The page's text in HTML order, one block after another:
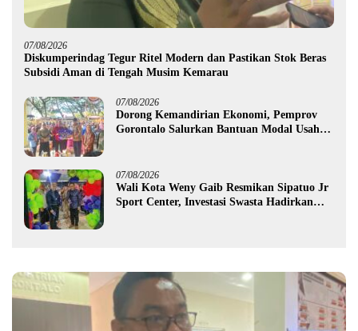
07/08/2026
Diskumperindag Tegur Ritel Modern dan Pastikan Stok Beras
Subsidi Aman di Tengah Musim Kemarau
07/08/2026
Dorong Kemandirian Ekonomi, Pemprov
Gorontalo Salurkan Bantuan Modal Usaha
07/08/2026
Wali Kota Weny Gaib Resmikan Sipatuo Jr
Sport Center, Investasi Swasta Hadirkan